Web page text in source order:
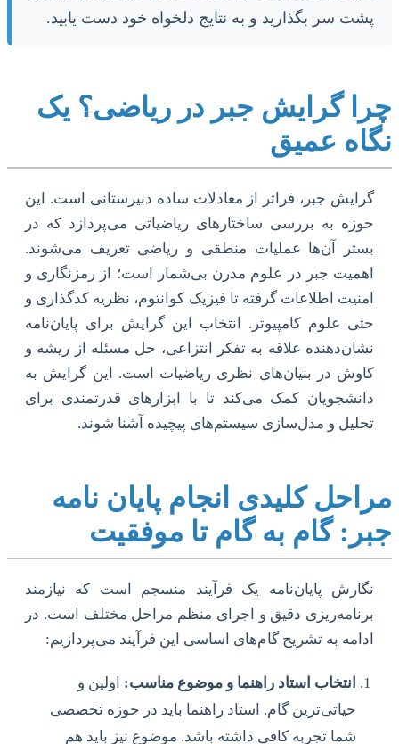
پشت سر بگذارید و به نتایج دلخواه خود دست یابید.
چرا گرایش جبر در ریاضی؟ یک
نگاه عمیق
گرایش جبر، فراتر از معادلات ساده دبیرستانی است. این
حوزه به بررسی ساختارهای ریاضیاتی می‌پردازد که در
بستر آن‌ها عملیات منطقی و ریاضی تعریف می‌شوند.
اهمیت جبر در علوم مدرن بی‌شمار است؛ از رمزنگاری و
امنیت اطلاعات گرفته تا فیزیک کوانتوم، نظریه کدگذاری و
حتی علوم کامپیوتر. انتخاب این گرایش برای پایان‌نامه
نشان‌دهنده علاقه به تفکر انتزاعی، حل مسئله از ریشه و
کاوش در بنیان‌های نظری ریاضیات است. این گرایش به
دانشجویان کمک می‌کند تا با ابزارهای قدرتمندی برای
تحلیل و مدل‌سازی سیستم‌های پیچیده آشنا شوند.
مراحل کلیدی انجام پایان نامه
جبر: گام به گام تا موفقیت
نگارش پایان‌نامه یک فرآیند منسجم است که نیازمند
برنامه‌ریزی دقیق و اجرای منظم مراحل مختلف است. در
ادامه به تشریح گام‌های اساسی این فرآیند می‌پردازیم:
انتخاب استاد راهنما و موضوع مناسب: اولین و
حیاتی‌ترین گام. استاد راهنما باید در حوزه تخصصی
شما تجربه کافی داشته باشد. موضوع نیز باید هم